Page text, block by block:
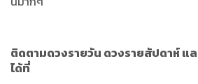
ติดตามดวงรายวัน ดวงรายสัปดาห์ แ
ได้ที่